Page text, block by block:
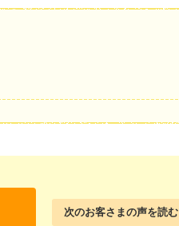
次のお客さまの声を読む